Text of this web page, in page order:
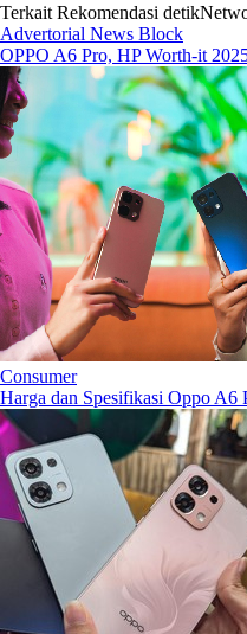
Terkait Rekomendasi
Advertorial News Block
OPPO A6 Pro, HP Worth-it
Consumer
Harga dan Spesifikasi Oppo A6